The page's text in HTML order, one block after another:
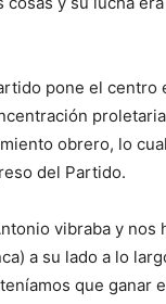
pone el
obrero, lo
del Partido.
vibraba y
a su lado a lo
que ganar